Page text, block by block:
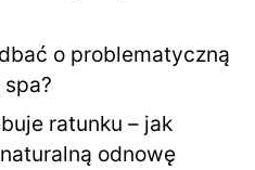
o problematyczną
ratunku – jak
odnowę